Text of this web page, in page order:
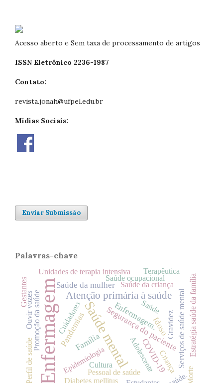
Acesso aberto e Sem taxa de processamento de artigos
ISSN Eletrônico 2236-1987
Contato:
revista.jonah@ufpel.edu.br
Mídias Sociais:
Enviar Submissão
Palavras-chave
Enfermagem Saúde mental
Atenção primária à saúde
Enfermagem.
Segurança do paciente
Idoso
Saúde da mulher
Família COVID-19
Pandemias Serviços de saúde mental
Saúde
EpidemiologiaPessoal de saúde
Gravidez
Cuidadores Estratégia saúde da família
Diabetes mellitus
Promoção da saúde
Adolescente
Saúde da criança
Criança
Ouvir vozes
Saúde ocupacional
Unidades de terapia intensiva
Perfil de saúde
Terapêutica
Gestantes
Morte
saúde.
Cultura